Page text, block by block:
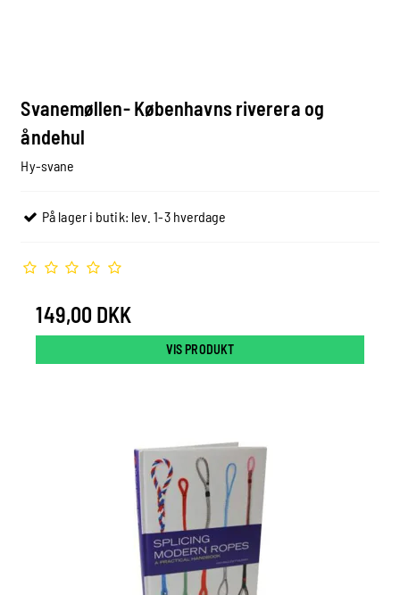
Svanemøllen- Københavns riverera og
åndehul
Hy-svane
På lager i butik: lev. 1-3 hverdage
149,00 DKK
VIS PRODUKT